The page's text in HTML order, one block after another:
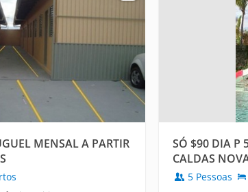
MENSAL A PARTIR
SÓ $90 DIA P
CALDAS
5 Pessoas